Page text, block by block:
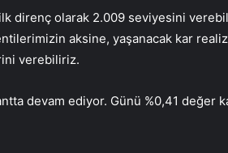
direnç olarak 2.009 seviyesini
aksine, yaşanacak kar
verebiliriz.
devam ediyor. Günü %0,41 değer